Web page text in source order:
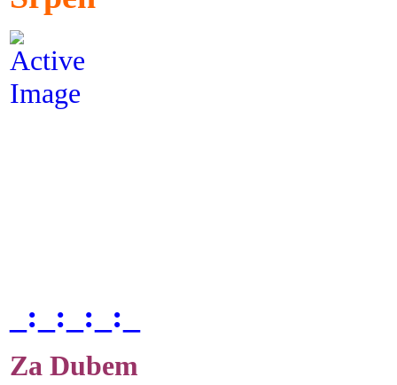
_:_:_:_:_
Za Dubem